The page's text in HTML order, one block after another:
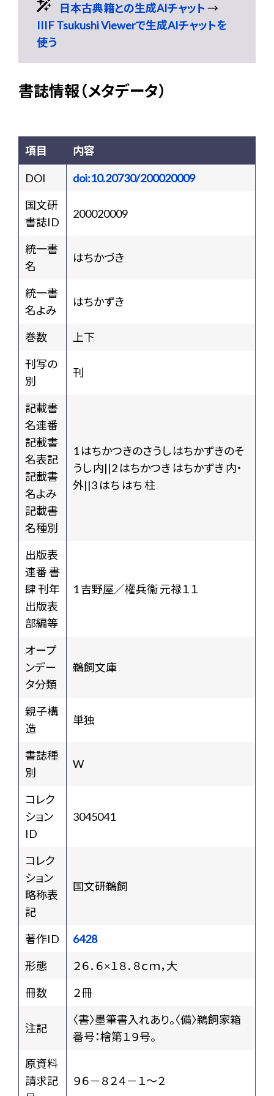
日本古典籍との生成AIチャット→
IIIF Tsukushi Viewerで生成AIチャットを
使う
書誌情報（メタデータ）
項目 内容
DOI
doi:10.20730/200020009
国文研
書誌ID
200020009
統一書
名
はちかづき
統一書
名よみ
はちかずき
巻数
上下
刊写の
別
刊
記載書
名連番
記載書
名表記
記載書
名よみ
記載書
名種別
1 はちかつきのさうし はちかずきのそ
うし 内||2 はちかつき はちかずき 内・
外||3 はち はち 柱
出版表
連番 書
肆 刊年
出版表
部編等
1 吉野屋／權兵衞 元禄１１
オープ
ンデー
タ分類
鵜飼文庫
親子構
造
単独
書誌種
別
W
コレク
ション
ID
3045041
コレク
ション
略称表
記
国文研鵜飼
著作ID
6428
形態
２６．６×１８．８ｃｍ，大
冊数
２冊
注記
〈書〉墨筆書入れあり。〈備〉鵜飼家箱
番号：檜第１９号。
原資料
請求記
９６－８２４－１～２